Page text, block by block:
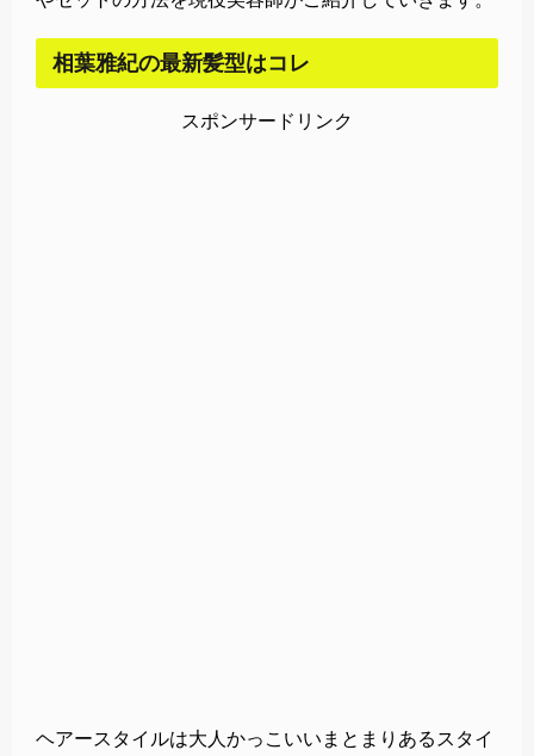
相葉雅紀の最新髪型はコレ
スポンサードリンク
ヘアースタイルは大人かっこいいまとまりあるスタイ